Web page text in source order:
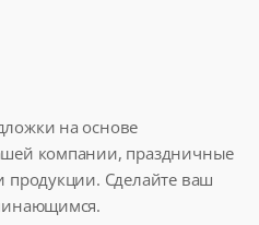
на основе
компании, праздничные
продукции. Сделайте ваш